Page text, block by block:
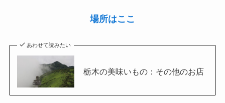
場所はここ
あわせて読みたい
栃木の美味いもの：その他のお店